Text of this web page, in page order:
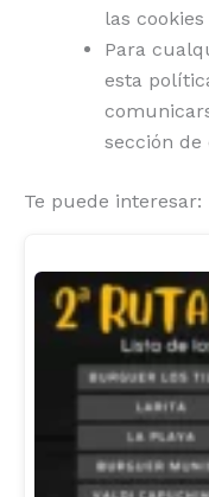
las cookies
Para
esta
sección de
Te puede interesar: